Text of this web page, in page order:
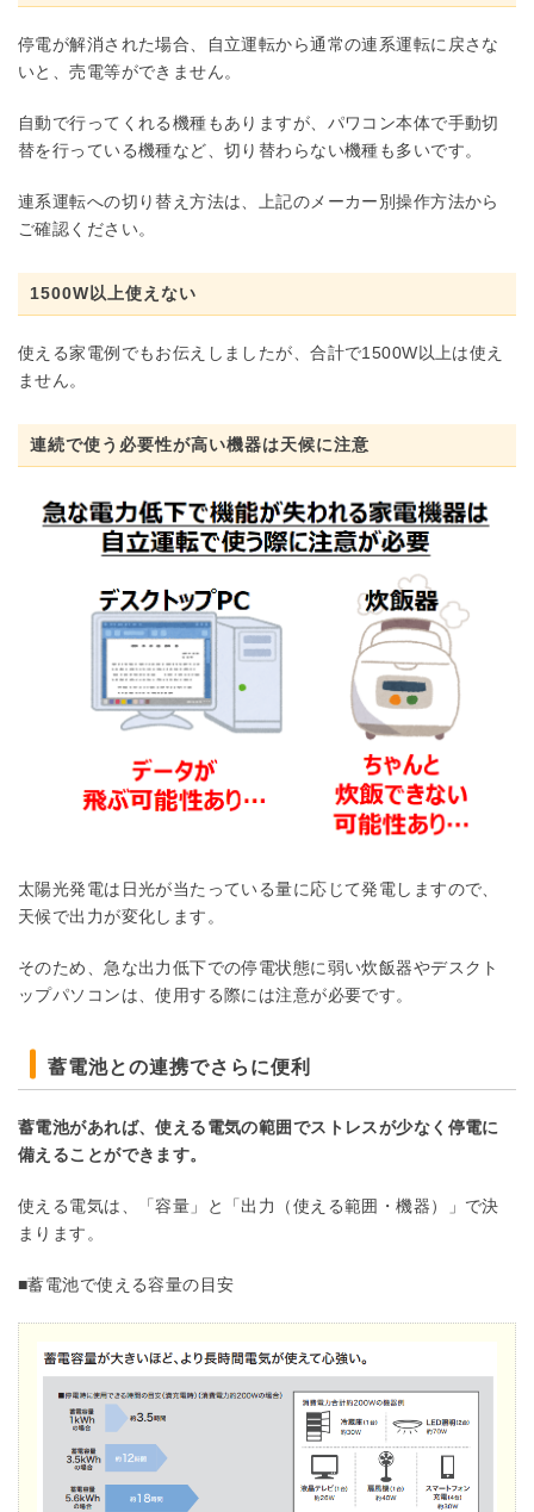
停電が解消された場合、自立運転から通常の連系運転に戻さな
いと、売電等ができません。
自動で行ってくれる機種もありますが、パワコン本体で手動切
替を行っている機種など、切り替わらない機種も多いです。
連系運転への切り替え方法は、上記のメーカー別操作方法から
ご確認ください。
1500W以上使えない
使える家電例でもお伝えしましたが、合計で1500W以上は使え
ません。
連続で使う必要性が高い機器は天候に注意
太陽光発電は日光が当たっている量に応じて発電しますので、
天候で出力が変化します。
そのため、急な出力低下での停電状態に弱い炊飯器やデスクト
ップパソコンは、使用する際には注意が必要です。
蓄電池との連携でさらに便利
蓄電池があれば、使える電気の範囲でストレスが少なく停電に
備えることができます。
使える電気は、「容量」と「出力（使える範囲・機器）」で決
まります。
■蓄電池で使える容量の目安